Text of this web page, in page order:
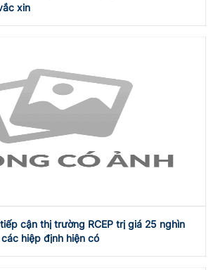
xin
cận thị trường RCEP trị giá 25 nghìn
hiệp định hiện có